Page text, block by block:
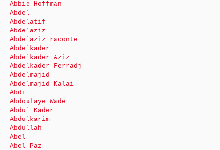
Abbie Hoffman
Abdel
Abdelatif
Abdelaziz
Abdelaziz raconte
Abdelkader
Abdelkader Aziz
Abdelkader Ferradj
Abdelmajid
Abdelmajid Kalai
Abdil
Abdoulaye Wade
Abdul Kader
Abdulkarim
Abdullah
Abel
Abel Paz